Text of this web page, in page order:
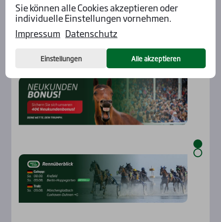
Aktu­el­les
Sie können alle Cookies akzeptieren oder
individuelle Einstellungen vornehmen.
Impressum Datenschutz
Einstellungen Alle akzeptieren